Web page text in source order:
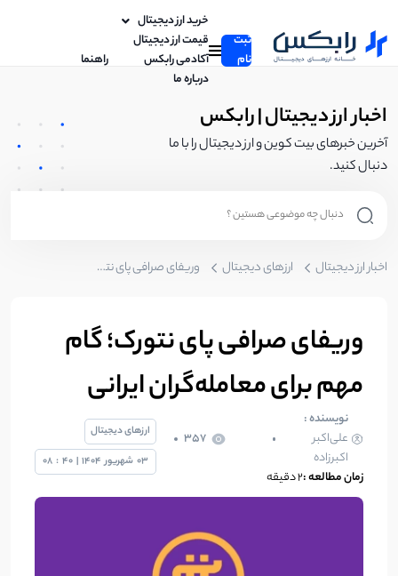
ثبت
نام
خرید ارز دیجیتال
قیمت ارز دیجیتال
آکادمی رابکس
راهنما
درباره ما
اخبار ارز دیجیتال | رابکس
آخرین خبرهای بیت کوین و ارز دیجیتال را با ما
دنبال کنید.
اخبار ارز دیجیتال ارزهای دیجیتال وریفای صرافی پای نتورک؛ گام مهم برای معامله‌گران ایرانی
وریفای صرافی پای نتورک؛ گام
مهم برای معامله‌گران ایرانی
نویسنده :
علی‌اکبر
اکبرزاده
357
زمان مطالعه :2 دقیقه
ارزهای دیجیتال
03 شهریور 1404
|
40
:
08